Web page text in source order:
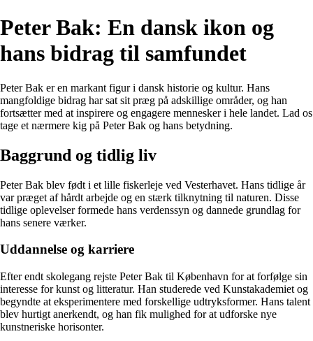
Peter Bak: En dansk ikon og
hans bidrag til samfundet
Peter Bak er en markant figur i dansk historie og kultur. Hans
mangfoldige bidrag har sat sit præg på adskillige områder, og han
fortsætter med at inspirere og engagere mennesker i hele landet. Lad os
tage et nærmere kig på Peter Bak og hans betydning.
Baggrund og tidlig liv
Peter Bak blev født i et lille fiskerleje ved Vesterhavet. Hans tidlige år
var præget af hårdt arbejde og en stærk tilknytning til naturen. Disse
tidlige oplevelser formede hans verdenssyn og dannede grundlag for
hans senere værker.
Uddannelse og karriere
Efter endt skolegang rejste Peter Bak til København for at forfølge sin
interesse for kunst og litteratur. Han studerede ved Kunstakademiet og
begyndte at eksperimentere med forskellige udtryksformer. Hans talent
blev hurtigt anerkendt, og han fik mulighed for at udforske nye
kunstneriske horisonter.